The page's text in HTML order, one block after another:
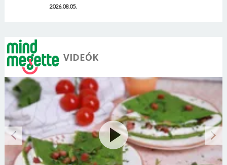
2026.08.05.
VIDEÓK